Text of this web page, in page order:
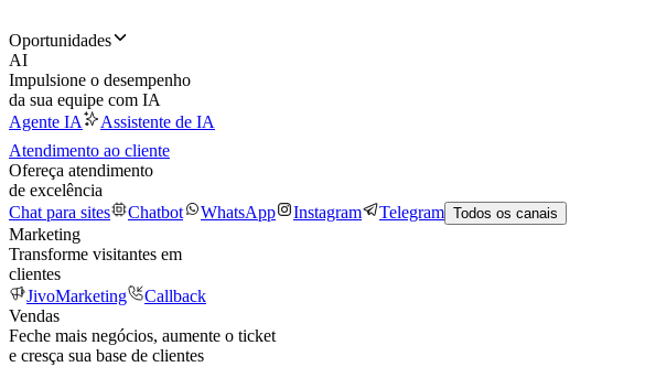
Oportunidades
AI
Impulsione o desempenho
da sua equipe com IA
Agente IA
Assistente de IA
Atendimento ao cliente
Ofereça atendimento
de excelência
Chat para sites
Chatbot WhatsApp Instagram Telegram Todos os canais
Marketing
Transforme visitantes em
clientes
JivoMarketing
Callback
Vendas
Feche mais negócios, aumente o ticket
e cresça sua base de clientes